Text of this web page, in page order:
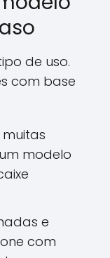
de uso.
com base
modelo
e
com